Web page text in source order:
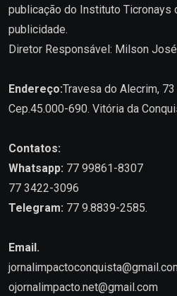
publicação do Instituto Ticronays
publicidade.
Diretor Responsável: Milson
Endereço:Travesa do Alecrim,
Cep.45.000-690. Vitória da
Contatos:
Whatsapp: 77 99861-8307
77 3422-3096
Telegram: 77 9.8839-2585.
Email.
ojornalimpacto.net@gmail.com